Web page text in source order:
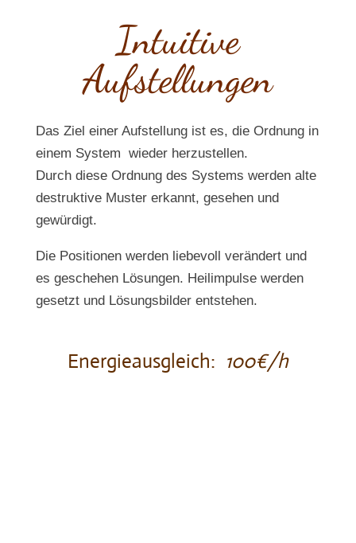
Intuitive
Aufstellungen
Das Ziel einer Aufstellung ist es, die Ordnung in
einem System wieder herzustellen.
Durch diese Ordnung des Systems werden alte
destruktive Muster erkannt, gesehen und
gewürdigt.
Die Positionen werden liebevoll verändert und
es geschehen Lösungen. Heilimpulse werden
gesetzt und Lösungsbilder entstehen.
Energieausgleich: 100€/h